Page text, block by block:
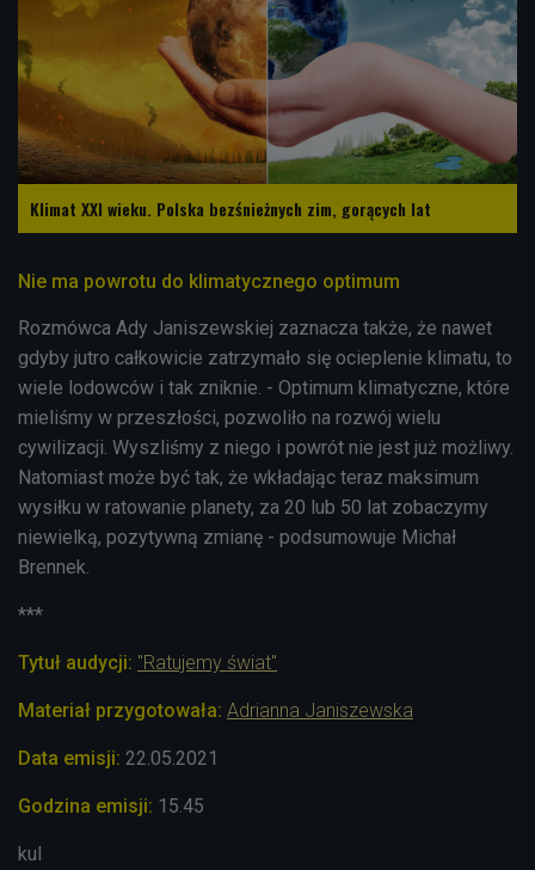
Klimat XXI wieku. Polska bezśnieżnych zim, gorących lat
Nie ma powrotu do klimatycznego optimum
Rozmówca Ady Janiszewskiej zaznacza także, że nawet
gdyby jutro całkowicie zatrzymało się ocieplenie klimatu, to
wiele lodowców i tak zniknie. - Optimum klimatyczne, które
mieliśmy w przeszłości, pozwoliło na rozwój wielu
cywilizacji. Wyszliśmy z niego i powrót nie jest już możliwy.
Natomiast może być tak, że wkładając teraz maksimum
wysiłku w ratowanie planety, za 20 lub 50 lat zobaczymy
niewielką, pozytywną zmianę - podsumowuje Michał
Brennek.
***
Tytuł audycji: "Ratujemy świat"
Materiał przygotowała: Adrianna Janiszewska
Data emisji: 22.05 .2021
Godzina emisji: 15.45
kul